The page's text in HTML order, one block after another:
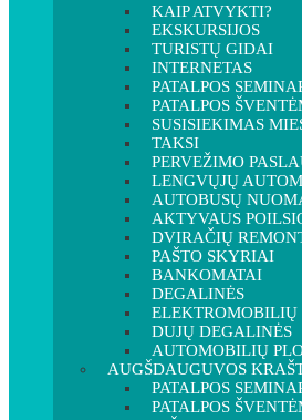
KAIP ATVYKTI?
EKSKURSIJOS
TURISTŲ GIDAI
INTERNETAS
PATALPOS
PATALPOS
SUSISIEKIMAS
TAKSI
PERVEŽIMO
LENGVŲJŲ
AUTOBUSŲ
AKTYVAUS
DVIRAČIŲ
PAŠTO SKYRIAI
BANKOMATAI
DEGALINĖS
ELEKTROMOBILIŲ
DUJŲ DEGALINĖS
AUTOMOBILIŲ
AUGŠDAUGUVOS
PATALPOS
PATALPOS